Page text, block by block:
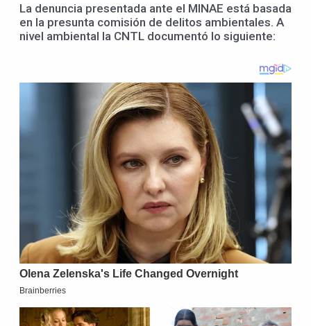
La denuncia presentada ante el MINAE está basada
en la presunta comisión de delitos ambientales. A
nivel ambiental la CNTL documentó lo siguiente: